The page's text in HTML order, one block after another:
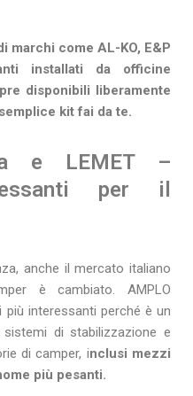
marchi come AL-KO, E&P
installati da officine
disponibili liberamente
kit fai da te.
e LEMET –
per il
anche il mercato italiano
è cambiato. AMPLO
più interessanti perché è un
di stabilizzazione e
di camper, inclusi mezzi
più pesanti.